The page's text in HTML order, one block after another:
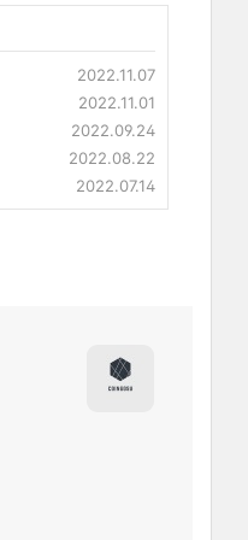
2022.11.07
2022.11.01
2022.09.24
2022.08.22
2022.07.14